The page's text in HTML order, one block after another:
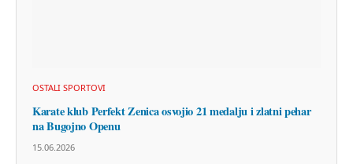
OSTALI SPORTOVI
Karate klub Perfekt Zenica osvojio 21 medalju i zlatni pehar
na Bugojno Openu
15.06.2026